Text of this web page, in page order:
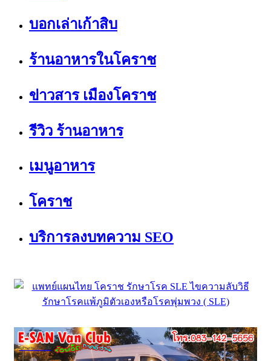
บอกเล่าเก้าสิบ
ร้านอาหารในโคราช
ข่าวสาร เมืองโคราช
รีวิว ร้านอาหาร
เมนูอาหาร
โคราช
บริการลงบทความ SEO